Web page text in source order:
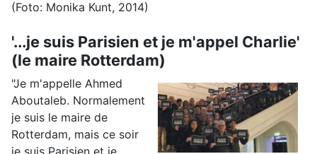
(Foto: Monika Kunt, 2014)
'...je suis Parisien et je m'appel Charlie'
(le maire Rotterdam)
"Je m'appelle Ahmed
Aboutaleb. Normalement
je suis le maire de
Rotterdam, mais ce soir